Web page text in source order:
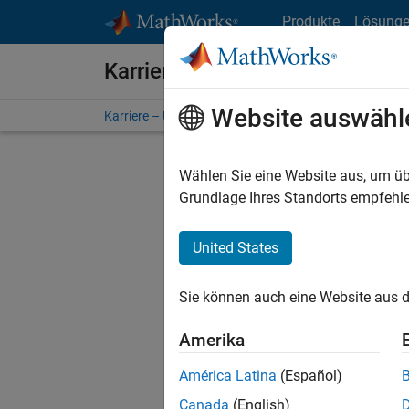
Produkte
Karriere bei MathWorks
Karriere – Übersicht Stellensuche
Stellen
Es
Region
Website
Wählen Sie eine Website aus, um
Grundlage Ihres Standorts
United States
Sie können auch eine Website aus
Amerika
América Latina (Español)
Canada (English)